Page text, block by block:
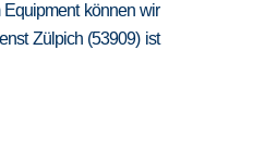
können wir
Zülpich (53909) ist